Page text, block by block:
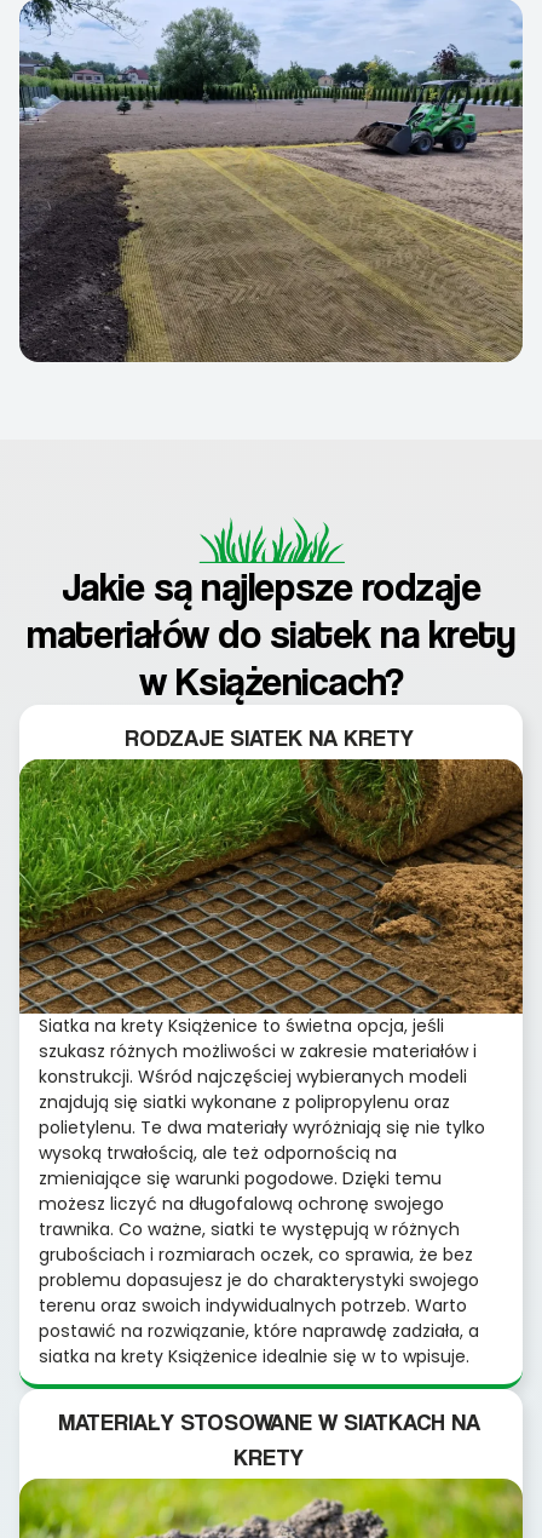
Jakie są najlepsze rodzaje
materiałów do siatek na krety
w Książenicach?
RODZAJE SIATEK NA KRETY
Siatka na krety Książenice to świetna opcja, jeśli
szukasz różnych możliwości w zakresie materiałów i
konstrukcji. Wśród najczęściej wybieranych modeli
znajdują się siatki wykonane z polipropylenu oraz
polietylenu. Te dwa materiały wyróżniają się nie tylko
wysoką trwałością, ale też odpornością na
zmieniające się warunki pogodowe. Dzięki temu
możesz liczyć na długofalową ochronę swojego
trawnika. Co ważne, siatki te występują w różnych
grubościach i rozmiarach oczek, co sprawia, że bez
problemu dopasujesz je do charakterystyki swojego
terenu oraz swoich indywidualnych potrzeb. Warto
postawić na rozwiązanie, które naprawdę zadziała, a
siatka na krety Książenice idealnie się w to wpisuje.
MATERIAŁY STOSOWANE W SIATKACH NA
KRETY